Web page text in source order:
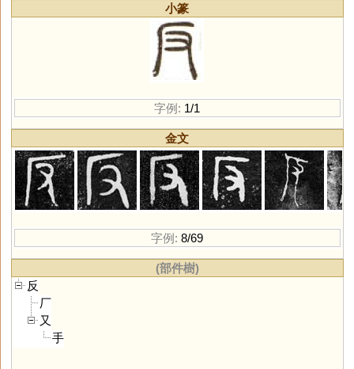
小篆
字例: 1/1
金文
字例: 8/69
(部件樹)
反
厂
又
手